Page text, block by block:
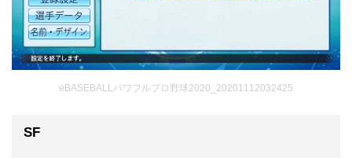
eBASEBALLパワフルプロ野球2020_20201112032425
SF